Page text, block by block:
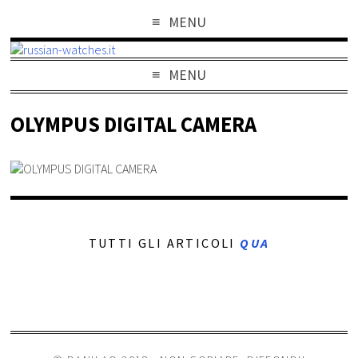
MENU
MENU
OLYMPUS DIGITAL CAMERA
TUTTI GLI ARTICOLI QUA